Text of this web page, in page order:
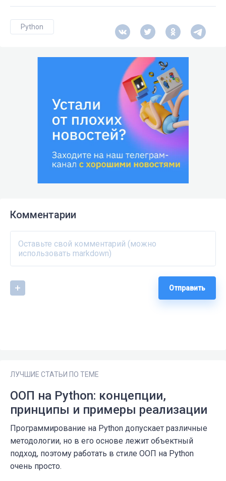
Python
Комментарии
Отправить
ЛУЧШИЕ СТАТЬИ ПО ТЕМЕ
ООП на Python: концепции,
принципы и примеры реализации
Программирование на Python допускает различные
методологии, но в его основе лежит объектный
подход, поэтому работать в стиле ООП на Python
очень просто.